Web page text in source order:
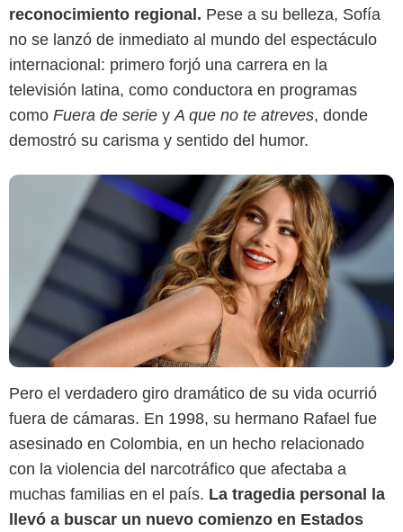
reconocimiento regional. Pese a su belleza, Sofía
no se lanzó de inmediato al mundo del espectáculo
internacional: primero forjó una carrera en la
televisión latina, como conductora en programas
como Fuera de serie yA que no te atreves, donde
demostró su carisma y sentido del humor.
Pero el verdadero giro dramático de su vida ocurrió
fuera de cámaras. En 1998, su hermano Rafael fue
asesinado en Colombia, en un hecho relacionado
con la violencia del narcotráfico que afectaba a
muchas familias en el país. La tragedia personal la
llevó a buscar un nuevo comienzo en Estados